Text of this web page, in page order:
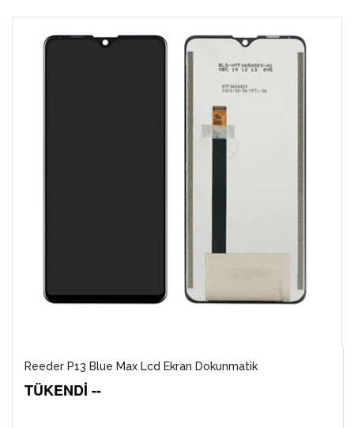
Reeder P13 Blue Max Lcd Ekran Dokunmatik
TÜKENDİ --